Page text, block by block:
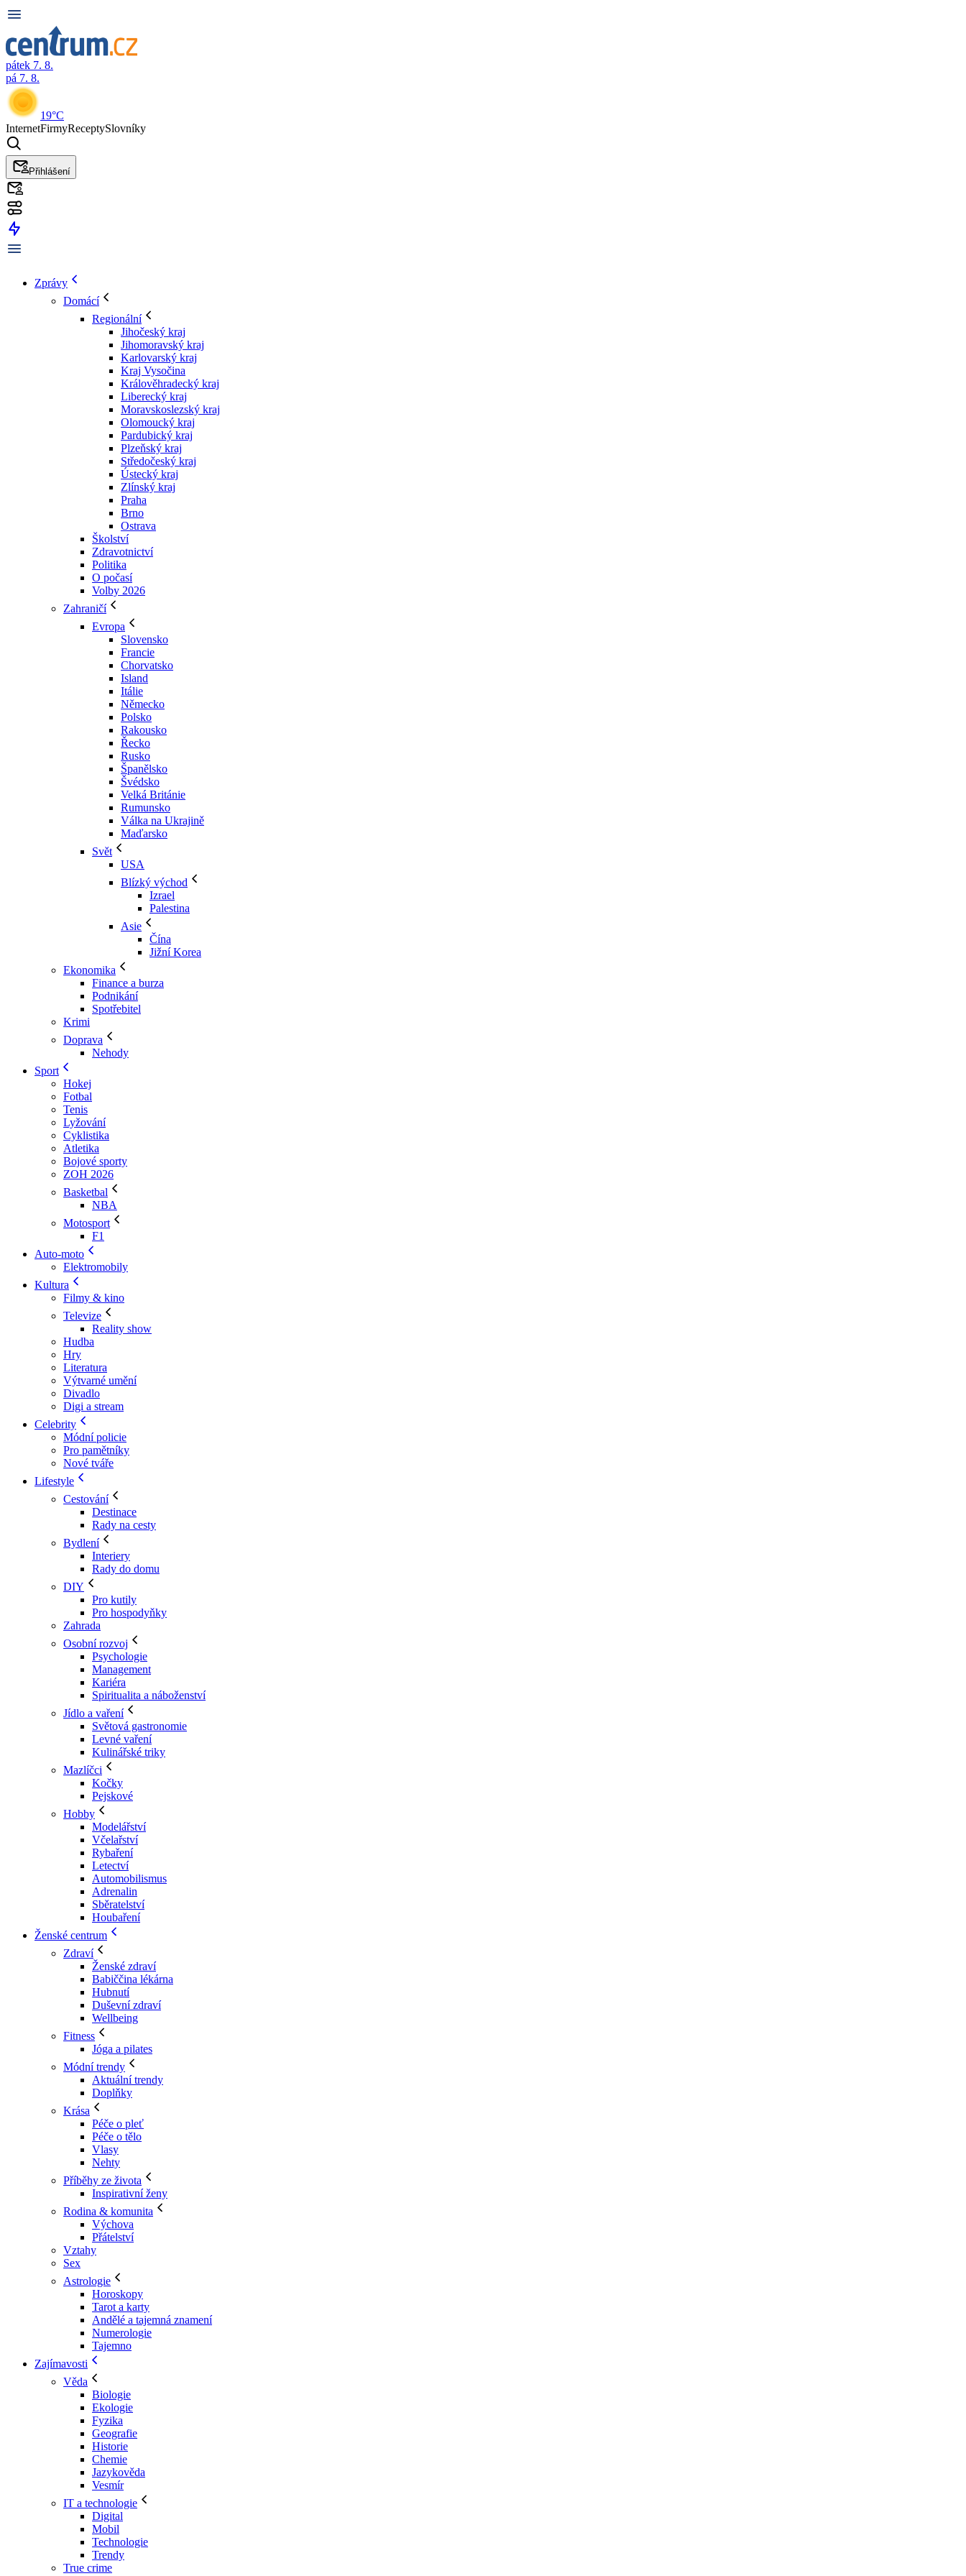
pátek 7. 8.
pá 7. 8.
19°C
InternetFirmyReceptySlovníky
Přihlášení
Zprávy
Domácí
Regionální
Jihočeský kraj
Jihomoravský kraj
Karlovarský kraj
Kraj Vysočina
Králověhradecký kraj
Liberecký kraj
Moravskoslezský kraj
Olomoucký kraj
Pardubický kraj
Plzeňský kraj
Středočeský kraj
Ústecký kraj
Zlínský kraj
Praha
Brno
Ostrava
Školství
Zdravotnictví
Politika
O počasí
Volby 2026
Zahraničí
Evropa
Slovensko
Francie
Chorvatsko
Island
Itálie
Německo
Polsko
Rakousko
Řecko
Rusko
Španělsko
Švédsko
Velká Británie
Rumunsko
Válka na Ukrajině
Maďarsko
Svět
USA
Blízký východ
Izrael
Palestina
Asie
Čína
Jižní Korea
Ekonomika
Finance a burza
Podnikání
Spotřebitel
Krimi
Doprava
Nehody
Sport
Hokej
Fotbal
Tenis
Lyžování
Cyklistika
Atletika
Bojové sporty
ZOH 2026
Basketbal
NBA
Motosport
F1
Auto-moto
Elektromobily
Kultura
Filmy & kino
Televize
Reality show
Hudba
Hry
Literatura
Výtvarné umění
Divadlo
Digi a stream
Celebrity
Módní policie
Pro pamětníky
Nové tváře
Lifestyle
Cestování
Destinace
Rady na cesty
Bydlení
Interiery
Rady do domu
DIY
Pro kutily
Pro hospodyňky
Zahrada
Osobní rozvoj
Psychologie
Management
Kariéra
Spiritualita a náboženství
Jídlo a vaření
Světová gastronomie
Levné vaření
Kulinářské triky
Mazlíčci
Kočky
Pejskové
Hobby
Modelářství
Včelařství
Rybaření
Letectví
Automobilismus
Adrenalin
Sběratelství
Houbaření
Ženské centrum
Zdraví
Ženské zdraví
Babiččina lékárna
Hubnutí
Duševní zdraví
Wellbeing
Fitness
Jóga a pilates
Módní trendy
Aktuální trendy
Doplňky
Krása
Péče o pleť
Péče o tělo
Vlasy
Nehty
Příběhy ze života
Inspirativní ženy
Rodina & komunita
Výchova
Přátelství
Vztahy
Sex
Astrologie
Horoskopy
Tarot a karty
Andělé a tajemná znamení
Numerologie
Tajemno
Zajímavosti
Věda
Biologie
Ekologie
Fyzika
Geografie
Historie
Chemie
Jazykověda
Vesmír
IT a technologie
Digital
Mobil
Technologie
Trendy
True crime